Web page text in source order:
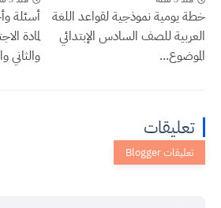
خطة يومية نموذجية لقواعد اللغة
العربية للصف السادس الإبتدائي
الموضوع...
أسئلة
لمادة
والثاني
تعليقات